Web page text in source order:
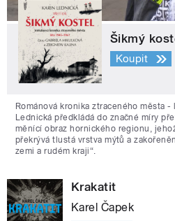
Šikmý
Koupit
Románová kronika ztraceného města
Lednická předkládá do značné míry
měnící obraz hornického regionu,
překrývá tlustá vrstva mýtů a
zemi a rudém kraji“.
Krakatit
Karel Čapek